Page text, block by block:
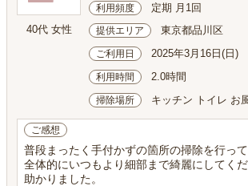
40代 女性
利用頻度 定期 月1回
提供エリア 東京都品川区
ご利用日 2025年3月16日(日)
利用時間 2.0時間
掃除場所 キッチン トイレ お
ご感想
普段まったく手付かずの箇所の掃除を行って
全体的にいつもより細部まで綺麗にしてく
助かりました。